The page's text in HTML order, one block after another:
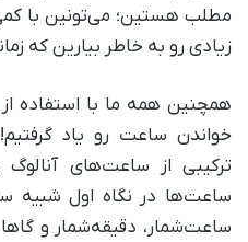
مطلب هستین؛ می‌تونین با
زیادی رو به خاطر بیارین که
همچنین همه ما با استفاده
خواندن ساعت رو یاد
ترکیبی از ساعت‌های
ساعت‌ها در نگاه اول شبیه
ساعت‌شمار، دقیقه‌شمار و